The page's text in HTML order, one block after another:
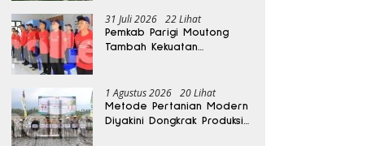
31 Juli 2026 22 Lihat
Pemkab Parigi Moutong
Tambah Kekuatan
1 Agustus 2026 20 Lihat
Metode Pertanian Modern
Diyakini Dongkrak Produksi